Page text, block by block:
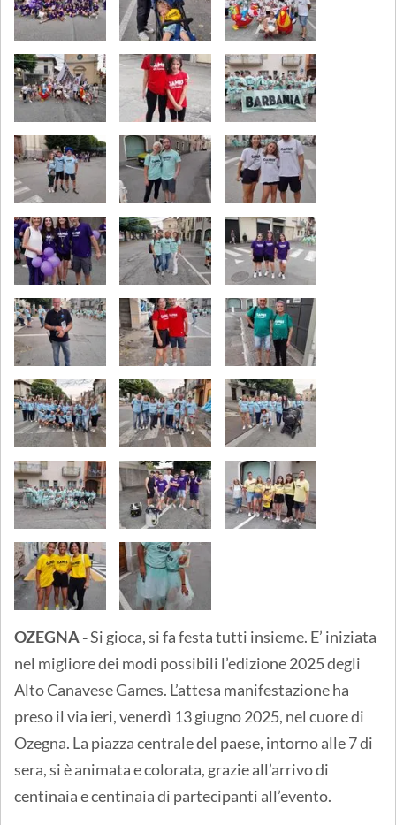
OZEGNA -Si gioca, si fa festa tutti insieme. E’ iniziata
nel migliore dei modi possibili l’edizione 2025 degli
Alto Canavese Games. L’attesa manifestazione ha
preso il via ieri, venerdì 13 giugno 2025, nel cuore di
Ozegna. La piazza centrale del paese, intorno alle 7 di
sera, si è animata e colorata, grazie all’arrivo di
centinaia e centinaia di partecipanti all’evento.